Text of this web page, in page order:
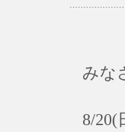
みな
8/20(